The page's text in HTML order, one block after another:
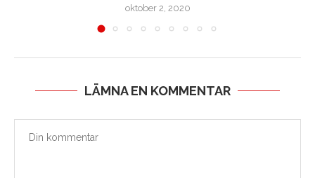
oktober 2, 2020
LÄMNA EN KOMMENTAR